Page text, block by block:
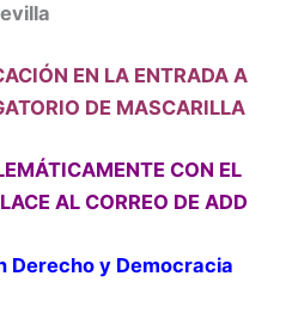
EN LA ENTRADA A
DE MASCARILLA
CON EL
AL CORREO DE ADD
Derecho y Democracia